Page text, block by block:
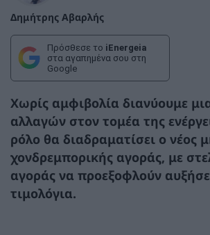
Δημήτρης Αβαρλής
Πρόσθεσε το iEnergeia
στα αγαπημένα σου στη
Google
Χωρίς αμφιβολία διανύουμε
αλλαγών στον τομέα της
ρόλο θα διαδραματίσει ο νέος
χονδρεμπορικής αγοράς, με
αγοράς να προεξοφλούν
τιμολόγια.